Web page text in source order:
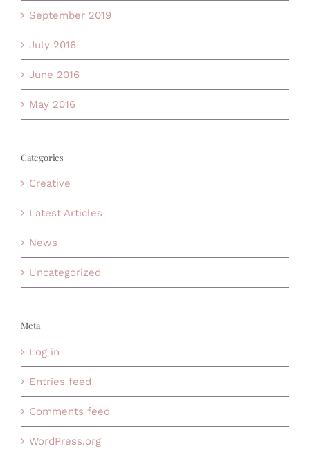
September 2019
July 2016
June 2016
May 2016
Categories
Creative
Latest Articles
News
Uncategorized
Meta
Log in
Entries feed
Comments feed
WordPress.org